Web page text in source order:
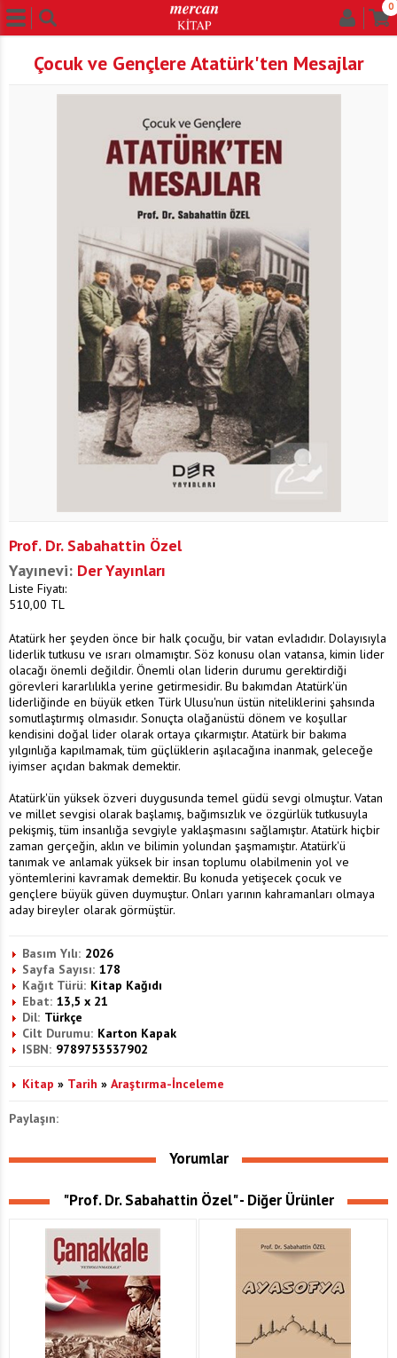
0
Çocuk ve Gençlere Atatürk'ten Mesajlar
Prof. Dr. Sabahattin Özel
Yayınevi: Der Yayınları
Liste Fiyatı:
510,00 TL
Atatürk her şeyden önce bir halk çocuğu, bir vatan evladıdır. Dolayısıyla
liderlik tutkusu ve ısrarı olmamıştır. Söz konusu olan vatansa, kimin lider
olacağı önemli değildir. Önemli olan liderin durumu gerektirdiği
görevleri kararlılıkla yerine getirmesidir. Bu bakımdan Atatürk'ün
liderliğinde en büyük etken Türk Ulusu'nun üstün niteliklerini şahsında
somutlaştırmış olmasıdır. Sonuçta olağanüstü dönem ve koşullar
kendisini doğal lider olarak ortaya çıkarmıştır. Atatürk bir bakıma
yılgınlığa kapılmamak, tüm güçlüklerin aşılacağına inanmak, geleceğe
iyimser açıdan bakmak demektir.
Atatürk'ün yüksek özveri duygusunda temel güdü sevgi olmuştur. Vatan
ve millet sevgisi olarak başlamış, bağımsızlık ve özgürlük tutkusuyla
pekişmiş, tüm insanlığa sevgiyle yaklaşmasını sağlamıştır. Atatürk hiçbir
zaman gerçeğin, aklın ve bilimin yolundan şaşmamıştır. Atatürk'ü
tanımak ve anlamak yüksek bir insan toplumu olabilmenin yol ve
yöntemlerini kavramak demektir. Bu konuda yetişecek çocuk ve
gençlere büyük güven duymuştur. Onları yarının kahramanları olmaya
aday bireyler olarak görmüştür.
Basım Yılı: 2026
Sayfa Sayısı: 178
Kağıt Türü: Kitap Kağıdı
Ebat: 13,5 x 21
Dil: Türkçe
Cilt Durumu: Karton Kapak
ISBN: 9789753537902
Kitap » Tarih » Araştırma-İnceleme
Paylaşın:
Yorumlar
"Prof. Dr. Sabahattin Özel" - Diğer Ürünler